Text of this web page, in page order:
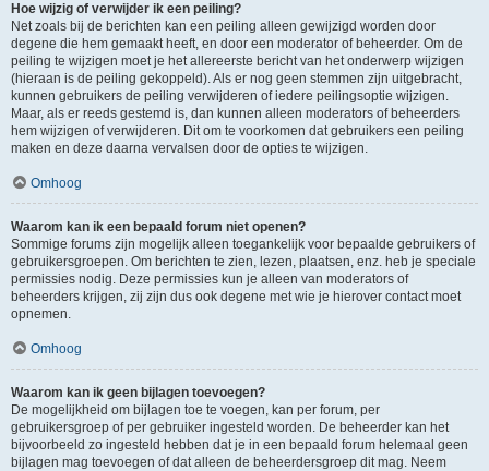
Hoe wijzig of verwijder ik een peiling?
Net zoals bij de berichten kan een peiling alleen gewijzigd worden door
degene die hem gemaakt heeft, en door een moderator of beheerder. Om de
peiling te wijzigen moet je het allereerste bericht van het onderwerp wijzigen
(hieraan is de peiling gekoppeld). Als er nog geen stemmen zijn uitgebracht,
kunnen gebruikers de peiling verwijderen of iedere peilingsoptie wijzigen.
Maar, als er reeds gestemd is, dan kunnen alleen moderators of beheerders
hem wijzigen of verwijderen. Dit om te voorkomen dat gebruikers een peiling
maken en deze daarna vervalsen door de opties te wijzigen.
Omhoog
Waarom kan ik een bepaald forum niet openen?
Sommige forums zijn mogelijk alleen toegankelijk voor bepaalde gebruikers of
gebruikersgroepen. Om berichten te zien, lezen, plaatsen, enz. heb je speciale
permissies nodig. Deze permissies kun je alleen van moderators of
beheerders krijgen, zij zijn dus ook degene met wie je hierover contact moet
opnemen.
Omhoog
Waarom kan ik geen bijlagen toevoegen?
De mogelijkheid om bijlagen toe te voegen, kan per forum, per
gebruikersgroep of per gebruiker ingesteld worden. De beheerder kan het
bijvoorbeeld zo ingesteld hebben dat je in een bepaald forum helemaal geen
bijlagen mag toevoegen of dat alleen de beheerdersgroep dit mag. Neem